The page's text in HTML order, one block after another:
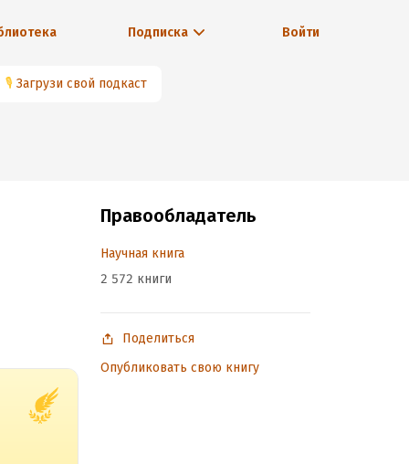
Подписка Войти
🎙 Загрузи свой подкаст
Правообладатель
Научная книга
2 572 книги
Поделиться
Опубликовать свою книгу